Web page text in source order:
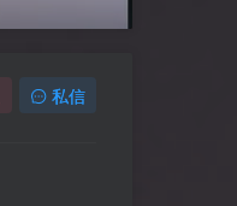
私信